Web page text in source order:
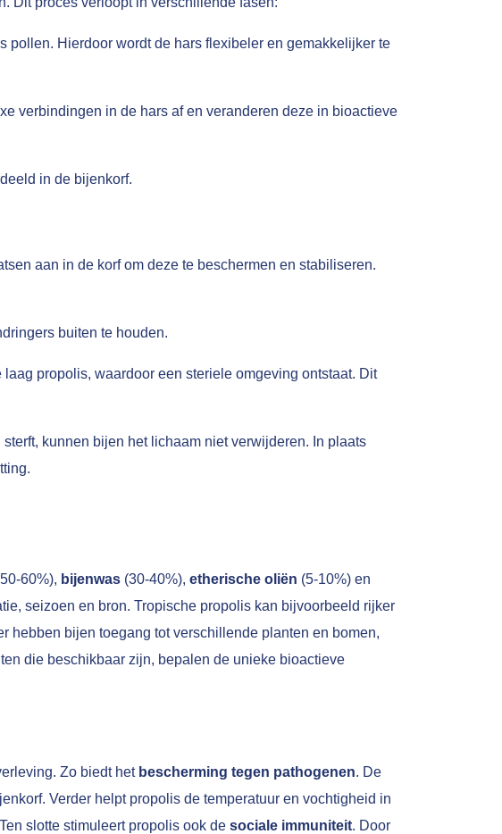
pollen. Hierdoor wordt de hars flexibeler en gemakkelijker te
verbindingen in de hars af en veranderen deze in bioactieve
in de bijenkorf.
aan in de korf om deze te beschermen en stabiliseren.
buiten te houden.
propolis, waardoor een steriele omgeving ontstaat. Dit
kunnen bijen het lichaam niet verwijderen. In plaats
60%), bijenwas (30-40%), etherische oliën (5-10%) en
seizoen en bron. Tropische propolis kan bijvoorbeeld rijker
hebben bijen toegang tot verschillende planten en bomen,
die beschikbaar zijn, bepalen de unieke bioactieve
Zo biedt hetbescherming tegen pathogenen. De
Verder helpt propolis de temperatuur en vochtigheid in
slotte stimuleert propolis ook de sociale immuniteit. Door